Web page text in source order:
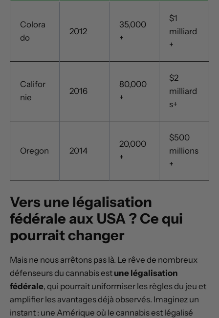
Colora
do
2012
35,000
+
$1
milliard
+
Califor
nie
2016
80,000
+
$2
milliard
s+
Oregon 2014
20,000
+
$500
millions
+
Vers une légalisation
fédérale aux USA ? Ce qui
pourrait changer
Mais ne nous arrêtons pas là. Le rêve de nombreux
défenseurs du cannabis est une légalisation
fédérale, qui pourrait uniformiser les règles du jeu et
amplifier les avantages déjà observés. Imaginez un
instant : une Amérique où le cannabis est légalisé